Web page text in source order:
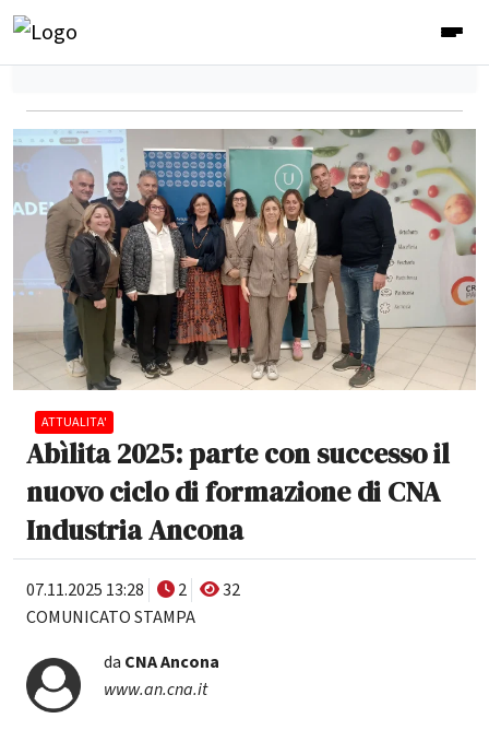
ATTUALITA'
Abìlita 2025: parte con successo il
nuovo ciclo di formazione di CNA
Industria Ancona
07.11.2025 13:28 2
32
COMUNICATO STAMPA
da CNA Ancona
www.an.cna.it